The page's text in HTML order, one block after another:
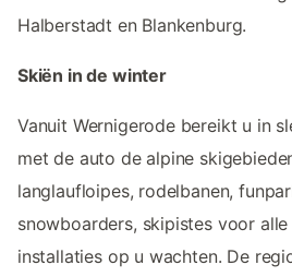
Halberstadt en Blankenburg.
Skiën in de winter
Vanuit Wernigerode bereikt u in
met de auto de alpine
langlaufloipes, rodelbanen,
snowboarders, skipistes voor
installaties op u wachten. De